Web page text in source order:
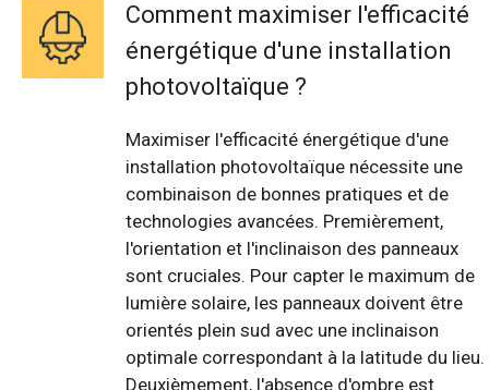
Comment maximiser l'efficacité
énergétique d'une installation
photovoltaïque ?
Maximiser l'efficacité énergétique d'une
installation photovoltaïque nécessite une
combinaison de bonnes pratiques et de
technologies avancées. Premièrement,
l'orientation et l'inclinaison des panneaux
sont cruciales. Pour capter le maximum de
lumière solaire, les panneaux doivent être
orientés plein sud avec une inclinaison
optimale correspondant à la latitude du lieu.
Deuxièmement, l'absence d'ombre est